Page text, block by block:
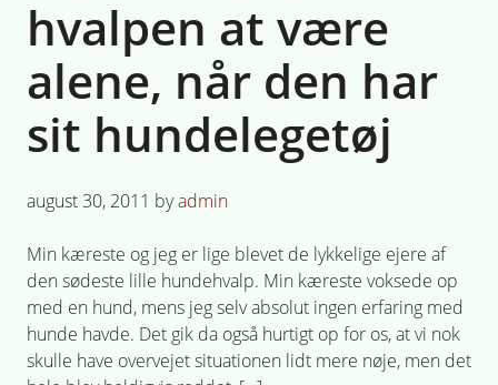
hvalpen at være
alene, når den har
sit hundelegetøj
Posted
august 30, 2011 byadmin
Min kæreste og jeg er lige blevet de lykkelige ejere af
den sødeste lille hundehvalp. Min kæreste voksede op
med en hund, mens jeg selv absolut ingen erfaring med
hunde havde. Det gik da også hurtigt op for os, at vi nok
skulle have overvejet situationen lidt mere nøje, men det